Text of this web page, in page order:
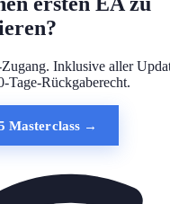
Inklusive aller
Tage-Rückgaberecht.
Masterclass →